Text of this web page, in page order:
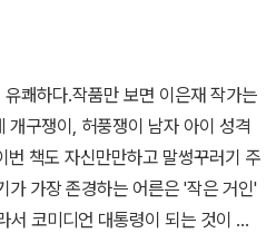
책과 같은 ‘잘’ ‘잘못’시리즈를 많
과서에도 실렸다고 한다. 이 책은 주
위한 한뼘도서관 시리즈 중 최근작
아이들이 같이 읽어도 좋을 내용이
절 남보다 더 힘들고 아픈 시간을 보
됐다는 걸요. 만약 제가 남보다 더
뭔가 다른 것을 보여주겠다는 선
스스로를 홈쇼핑 판매 상품처럼 포
선거일. 아무도 동기가 회장
화근이었다. 실체를 아는 6학년들
학년은 '아이돌 공약'에 넘어가
생각지도 못한 회장 감투 탓에 동기
을 향해 이렇게 외친다. “‘연예인
싶어도 못 걸리는 병 아냐? 부러우
이들은 동기에게 버럭, 하지만 속
한다.결국 전교 회장 자리를 차지했
부분을 잘못했는지 되돌아보지 못
한 나머지 갈수록 아이들과 사이가
만다. ‘평범한 학생’ 동기가 ‘전교
의 힘을 맛보고 달라지는 모습을 바
쾌하다.작품만 보면 이은재 작가는
개구쟁이, 허풍쟁이 남자 아이 성격
책도 자신만만하고 말썽꾸러기 주
가 가장 존경하는 어른은 '작은 거인'
서 코미디언 대통령이 되는 것이 꿈